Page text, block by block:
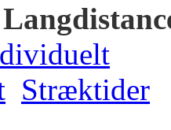
Stræktider